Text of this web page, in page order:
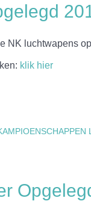
NK luchtwapens
klik hier